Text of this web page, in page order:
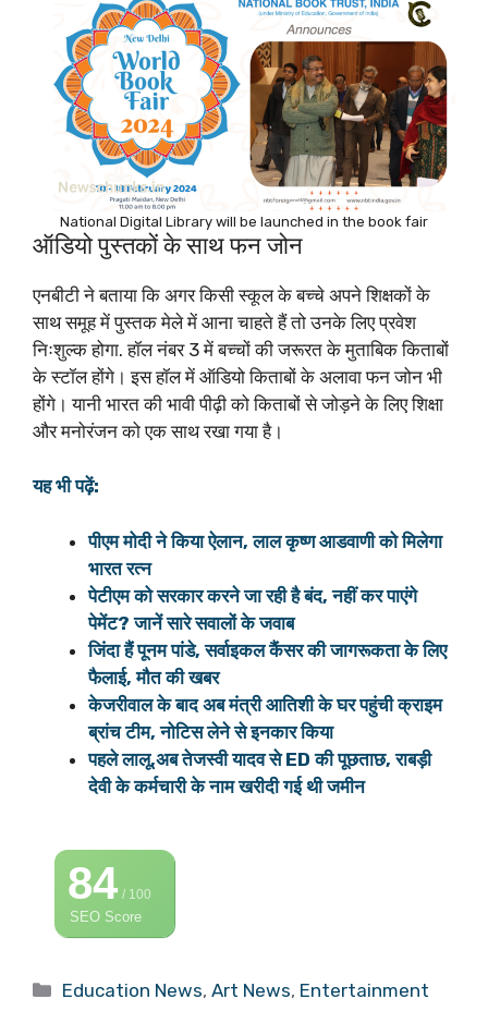
National Digital Library will be launched in the book fair
ऑडियो पुस्तकों के साथ फन जोन
एनबीटी ने बताया कि अगर किसी स्कूल के बच्चे अपने शिक्षकों के
साथ समूह में पुस्तक मेले में आना चाहते हैं तो उनके लिए प्रवेश
निःशुल्क होगा. हॉल नंबर 3 में बच्चों की जरूरत के मुताबिक किताबों
के स्टॉल होंगे। इस हॉल में ऑडियो किताबों के अलावा फन जोन भी
होंगे। यानी भारत की भावी पीढ़ी को किताबों से जोड़ने के लिए शिक्षा
और मनोरंजन को एक साथ रखा गया है।
यह भी पढ़ें:
पीएम मोदी ने किया ऐलान, लाल कृष्ण आडवाणी को मिलेगा
भारत रत्न
पेटीएम को सरकार करने जा रही है बंद, नहीं कर पाएंगे
पेमेंट? जानें सारे सवालों के जवाब
जिंदा हैं पूनम पांडे, सर्वाइकल कैंसर की जागरूकता के लिए
फैलाई, मौत की खबर
केजरीवाल के बाद अब मंत्री आतिशी के घर पहुंची क्राइम
ब्रांच टीम, नोटिस लेने से इनकार किया
पहले लालू,अब तेजस्वी यादव से ED की पूछताछ, राबड़ी
देवी के कर्मचारी के नाम खरीदी गई थी जमीन
84/ 100
SEO Score
Categories
Education News,Art News, Entertainment